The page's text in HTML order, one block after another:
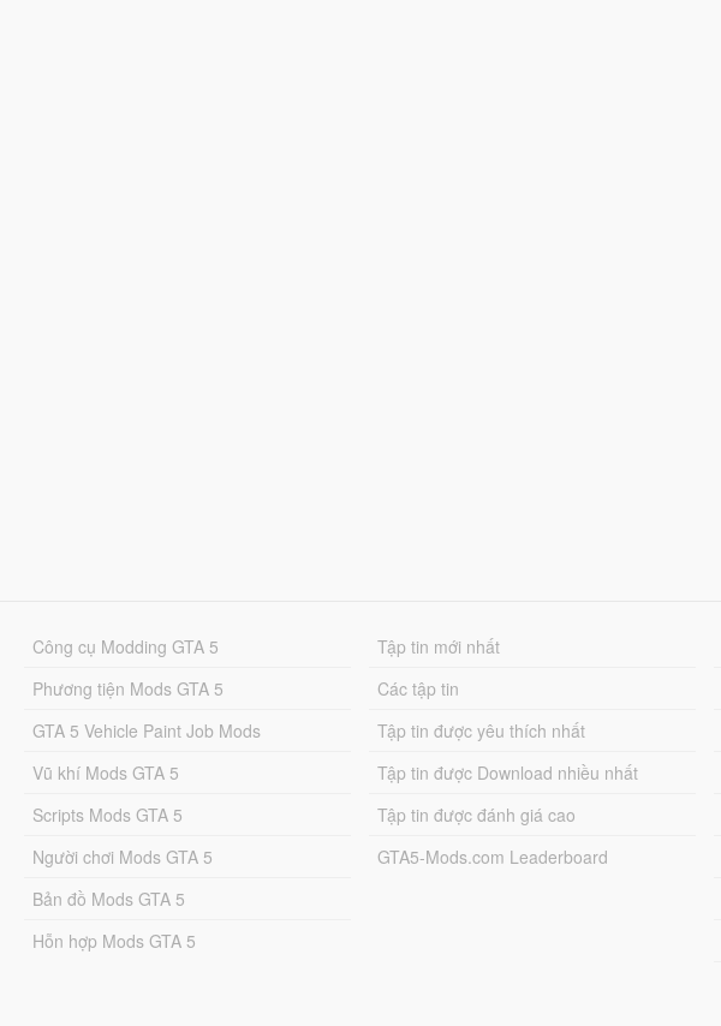
Công cụ Modding GTA 5
Phương tiện Mods GTA 5
GTA 5 Vehicle Paint Job Mods
Vũ khí Mods GTA 5
Scripts Mods GTA 5
Người chơi Mods GTA 5
Bản đồ Mods GTA 5
Hỗn hợp Mods GTA 5
Tập tin mới nhất
Các tập tin
Tập tin được yêu thích nhất
Tập tin được Download nhiều nhất
Tập tin được đánh giá cao
GTA5-Mods.com Leaderboard